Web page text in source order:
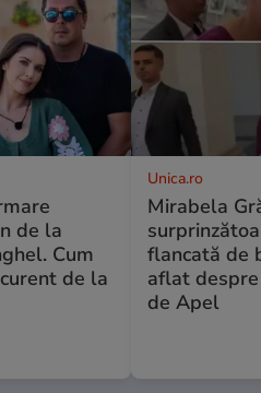
de la
Cum
de la
Unica.ro
Mirabela
flancată de
aflat
de Apel